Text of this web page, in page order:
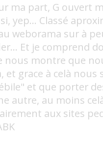
ma part, G ouvert
yep... Classé
weborama sur à
Et je comprend
nous montre que
et grace à celà nous
et que porter
autre, au moins
aux sites